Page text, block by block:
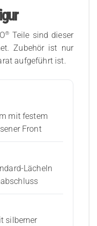
®Teile sind dieser
Zubehör ist nur
aufgeführt ist.
mit festem
Front
Lächeln
silberner